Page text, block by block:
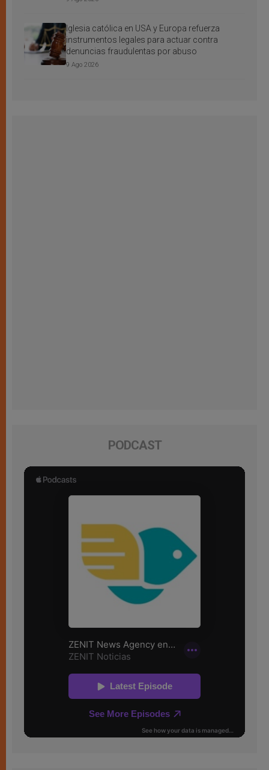
Iglesia católica en USA y Europa refuerza
instrumentos legales para actuar contra
denuncias fraudulentas por abuso
9 Ago 2026
PODCAST